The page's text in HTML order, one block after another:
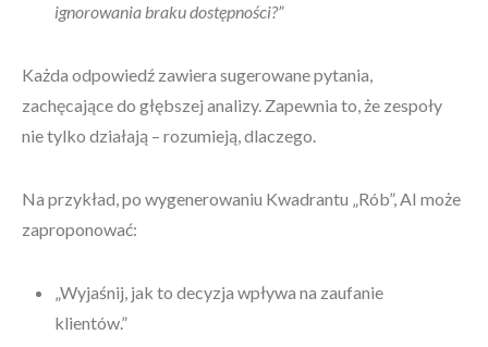
ignorowania braku dostępności?”
Każda odpowiedź zawiera sugerowane pytania,
zachęcające do głębszej analizy. Zapewnia to, że zespoły
nie tylko działają – rozumieją, dlaczego.
Na przykład, po wygenerowaniu Kwadrantu „Rób”, AI może
zaproponować:
„Wyjaśnij, jak to decyzja wpływa na zaufanie
klientów.”